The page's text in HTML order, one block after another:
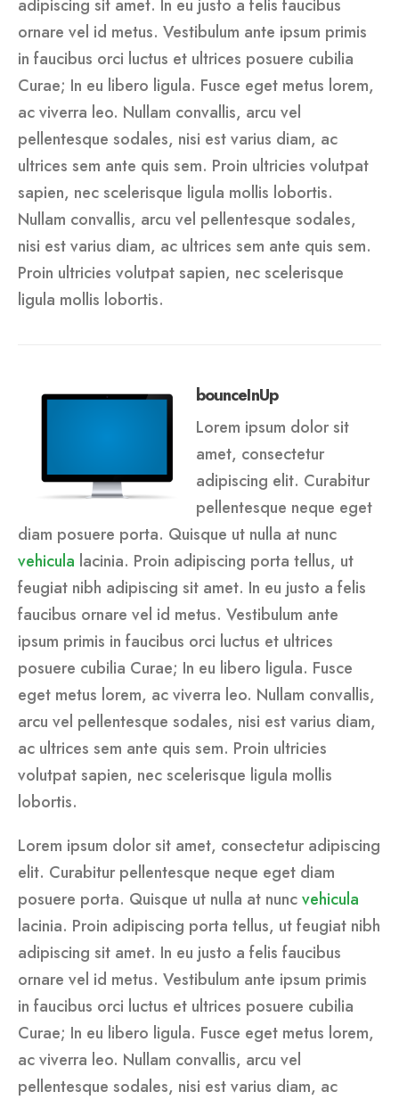
adipiscing sit amet. In eu justo a felis faucibus
ornare vel id metus. Vestibulum ante ipsum primis
in faucibus orci luctus et ultrices posuere cubilia
Curae; In eu libero ligula. Fusce eget metus lorem,
ac viverra leo. Nullam convallis, arcu vel
pellentesque sodales, nisi est varius diam, ac
ultrices sem ante quis sem. Proin ultricies volutpat
sapien, nec scelerisque ligula mollis lobortis.
Nullam convallis, arcu vel pellentesque sodales,
nisi est varius diam, ac ultrices sem ante quis sem.
Proin ultricies volutpat sapien, nec scelerisque
ligula mollis lobortis.
bounceInUp
Lorem ipsum dolor sit
amet, consectetur
adipiscing elit. Curabitur
pellentesque neque eget
diam posuere porta. Quisque ut nulla at nunc
vehicula lacinia. Proin adipiscing porta tellus, ut
feugiat nibh adipiscing sit amet. In eu justo a felis
faucibus ornare vel id metus. Vestibulum ante
ipsum primis in faucibus orci luctus et ultrices
posuere cubilia Curae; In eu libero ligula. Fusce
eget metus lorem, ac viverra leo. Nullam convallis,
arcu vel pellentesque sodales, nisi est varius diam,
ac ultrices sem ante quis sem. Proin ultricies
volutpat sapien, nec scelerisque ligula mollis
lobortis.
Lorem ipsum dolor sit amet, consectetur adipiscing
elit. Curabitur pellentesque neque eget diam
posuere porta. Quisque ut nulla at nuncvehicula
lacinia. Proin adipiscing porta tellus, ut feugiat nibh
adipiscing sit amet. In eu justo a felis faucibus
ornare vel id metus. Vestibulum ante ipsum primis
in faucibus orci luctus et ultrices posuere cubilia
Curae; In eu libero ligula. Fusce eget metus lorem,
ac viverra leo. Nullam convallis, arcu vel
pellentesque sodales, nisi est varius diam, ac